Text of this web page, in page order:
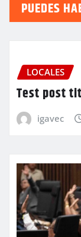
PUEDES
LOCALES
Test post
igavec